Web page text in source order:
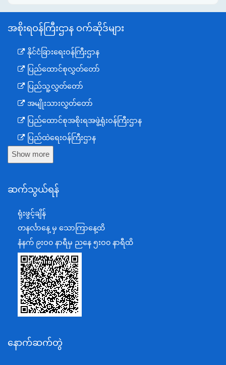
အစိုးရဝန်ကြီးဌာန ဝက်ဆိုဒ်များ
နိုင်ငံခြားရေးဝန်ကြီးဌာန
ပြည်ထောင်စုလွှတ်တော်
ပြည်သူ့လွှတ်တော်
အမျိုးသားလွှတ်တော်
ပြည်ထောင်စုအစိုးရအဖွဲ့ရုံးဝန်ကြီးဌာန
ပြည်ထဲရေးဝန်ကြီးဌာန
ကာကွယ်ရေးဝန်ကြီးဌာန
စီမံကိန်း၊ဘဏ္ဍာရေးနှင့်စက်မှုဝန်ကြီးဌာန
အပြည်ပြည်ဆိုင်ရာပူးပေါင်းဆောင်ရွက်ရေးဝန်ကြီးဌာန
ပြန်ကြားရေးဝန်ကြီးဌာန
သာသနာရေးနှင့် ယဉ်ကျေးမှုဝန်ကြီးဌာန
စိုက်ပျိုးရေး၊မွေးမြူရေးနှင့်ဆည်မြောင်းဝန်ကြီးဌာန
ပို့ဆောင်ရေးနှင့်ဆက်သွယ်ရေးဝန်ကြီးဌာန
သယံဇာတနှင့်ပတ်ဝန်းကျင်ထိန်းသိမ်းရေးဝန်ကြီးဌာန
အလုပ်သမား၊လူဝင်မှုကြီးကြပ်ရေးနှင့်ပြည်သူ့အင်အား
Show more
ဆက်သွယ်ရန်
ရုံးဖွင့်ချိန်
တနင်္လာနေ့ မှ သောကြာနေ့ထိ
နံနက် ၉းဝ၀ နာရီမှ ညနေ ၅းဝ၀ နာရီထိ
နောက်ဆက်တွဲ